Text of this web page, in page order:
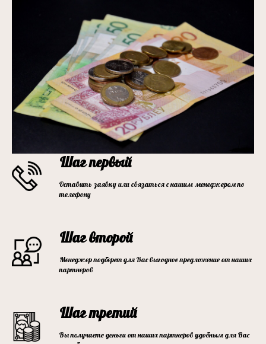
Шаг первый
Оставить заявку или связаться с нашим менеджером по
телефону
Шаг второй
Менеджер подберет для Вас выгодное предложение от наших
партнеров
Шаг третий
Вы получаете деньги от наших партнеров удобным для Вас